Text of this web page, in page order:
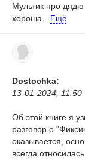
Мультик про
хороша.
Ещё
Dostochka:
13-01-2024, 11:50
Об этой книге я
разговор о
оказывается,
всегда